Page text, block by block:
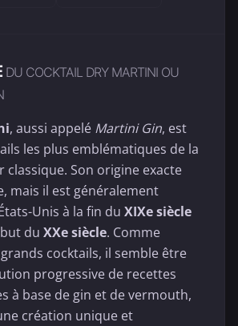
DU COCKTAIL DRY MARTINI OU
, aussi appelé Martini Gin, est
les plus emblématiques de la
classique. Son origine exacte
mais il est généralement
Unis à la fin du XIXe siècle
du XXe siècle. Comme
cocktails, il semble être
progressive de recettes
à base de gin et de vermouth,
création unique et